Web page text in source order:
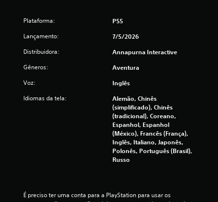
f
õ
e
Plataforma: PS5
Lançamento: 7/5/2026
Distribuidora: Annapurna Interactive
Gêneros: Aventura
Voz: Inglês
Idiomas da tela:
Alemão, Chinês
(simplificado), Chinês
(tradicional), Coreano,
Espanhol, Espanhol
(México), Francês (França),
Inglês, Italiano, Japonês,
Polonês, Português (Brasil),
Russo
É preciso ter uma conta para a PlayStation para usar os